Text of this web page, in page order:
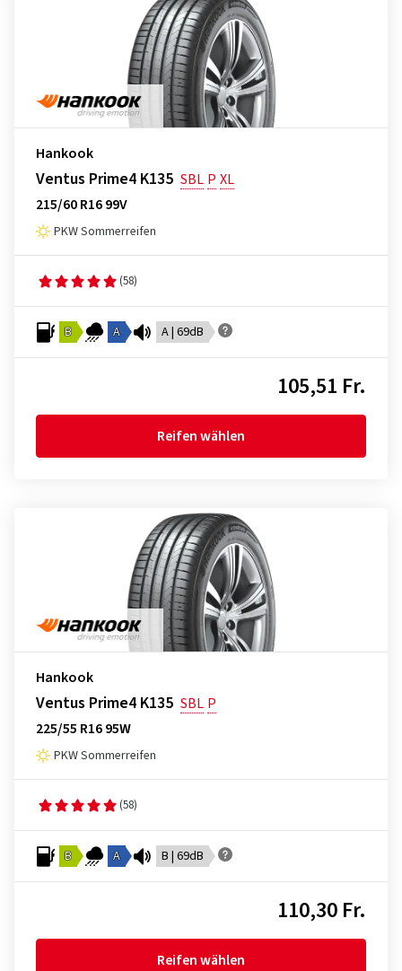
Hankook
Ventus Prime4 K135 SBL P XL
215/60 R16 99V
PKW Sommerreifen
(58)
B A A | 69dB
105,51 Fr.
Reifen wählen
Hankook
Ventus Prime4 K135 SBL P
225/55 R16 95W
PKW Sommerreifen
(58)
B A B | 69dB
110,30 Fr.
Reifen wählen